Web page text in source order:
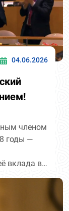
04.06.2026
членом
годы —
вклада в
для